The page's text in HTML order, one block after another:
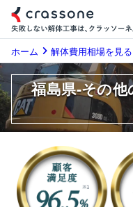
ホーム 解体費用相場を見る
福島県-その